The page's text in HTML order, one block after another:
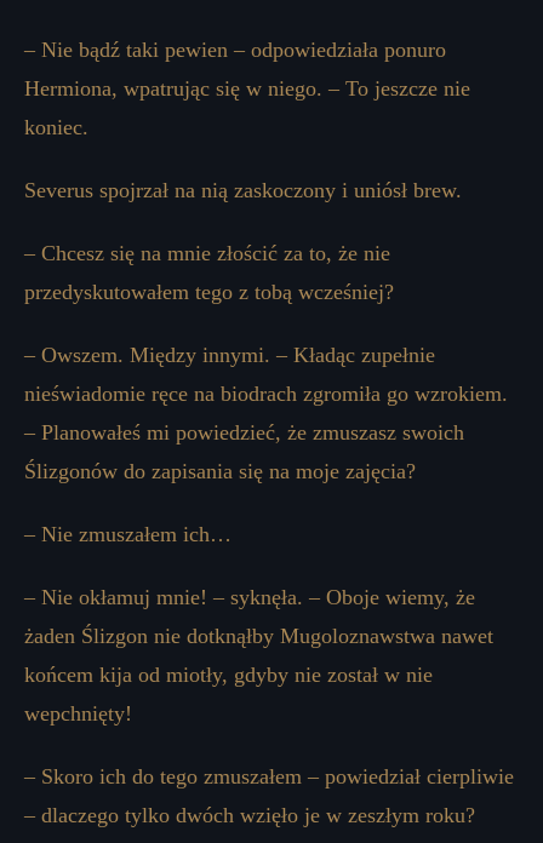
– Nie bądź taki pewien – odpowiedziała ponuro
Hermiona, wpatrując się w niego. – To jeszcze nie
koniec.
Severus spojrzał na nią zaskoczony i uniósł brew.
– Chcesz się na mnie złościć za to, że nie
przedyskutowałem tego z tobą wcześniej?
– Owszem. Między innymi. – Kładąc zupełnie
nieświadomie ręce na biodrach zgromiła go wzrokiem.
– Planowałeś mi powiedzieć, że zmuszasz swoich
Ślizgonów do zapisania się na moje zajęcia?
– Nie zmuszałem ich…
– Nie okłamuj mnie! – syknęła. – Oboje wiemy, że
żaden Ślizgon nie dotknąłby Mugoloznawstwa nawet
końcem kija od miotły, gdyby nie został w nie
wepchnięty!
– Skoro ich do tego zmuszałem – powiedział cierpliwie
– dlaczego tylko dwóch wzięło je w zeszłym roku?